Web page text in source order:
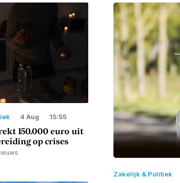
4 Aug 15:55
150.000 euro uit
op crises
Zakelijk & Politiek